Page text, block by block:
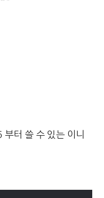
터 쓸 수 있는 이니